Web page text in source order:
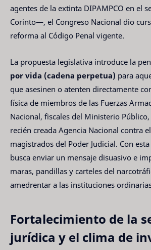
agentes de la extinta DIPAMPCO en el
Corinto—, el Congreso Nacional dio
reforma al Código Penal vigente.
La propuesta legislativa introduce la
por vida (cadena perpetua) para
que asesinen o atenten directamente
física de miembros de las Fuerzas
Nacional, fiscales del Ministerio
recién creada Agencia Nacional contra
magistrados del Poder Judicial. Con
busca enviar un mensaje disuasivo e
maras, pandillas y carteles del
amedrentar a las instituciones
Fortalecimiento de la
jurídica y el clima de